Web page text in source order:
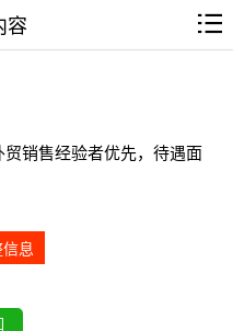
容
销售经验者优先，待遇面
息